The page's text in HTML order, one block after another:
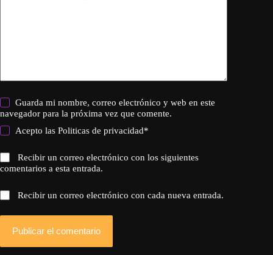
Guarda mi nombre, correo electrónico y web en este
navegador para la próxima vez que comente.
Acepto lasPoliticas de privacidad*
Recibir un correo electrónico con los siguientes
comentarios a esta entrada.
Recibir un correo electrónico con cada nueva entrada.
Publicar el comentario